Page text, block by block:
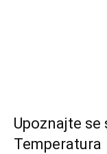
Upoznajte se
Temperatura